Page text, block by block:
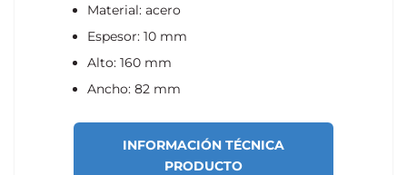
Material: acero
Espesor: 10 mm
Alto: 160 mm
Ancho: 82 mm
INFORMACIÓN TÉCNICA
PRODUCTO